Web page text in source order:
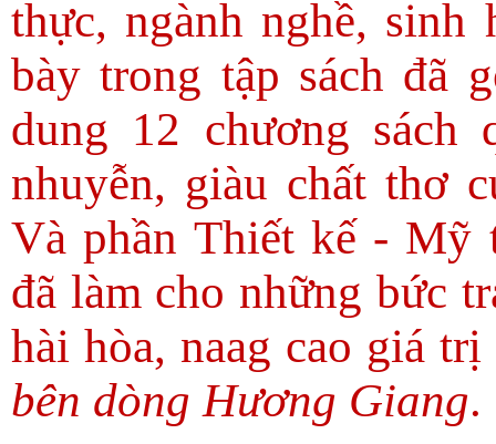
thực, ngành nghề,
bày trong tập sách đã
dung 12 chương sách
nhuyễn, giàu chất thơ
Và phần Thiết kế - Mỹ
đã làm cho những bức
hài hòa, naag cao giá
bên dòng Hương Giang.